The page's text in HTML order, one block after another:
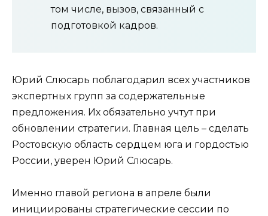
том числе, вызов, связанный с
подготовкой кадров.
Юрий Слюсарь поблагодарил всех участников
экспертных групп за содержательные
предложения. Их обязательно учтут при
обновлении стратегии. Главная цель – сделать
Ростовскую область сердцем юга и гордостью
России, уверен Юрий Слюсарь.
Именно главой региона в апреле были
инициированы стратегические сессии по